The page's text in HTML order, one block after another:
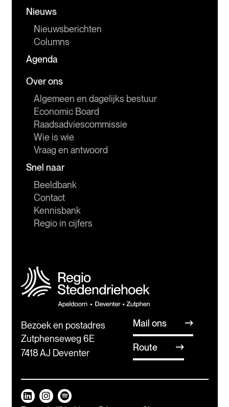
Nieuws
Nieuwsberichten
Columns
Agenda
Over ons
Algemeen en dagelijks bestuur
Economic Board
Raadsadviescommissie
Wie is wie
Vraag en antwoord
Snel naar
Beeldbank
Contact
Kennisbank
Regio in cijfers
Bezoek en postadres
Zutphenseweg 6E
7418 AJ Deventer
Mail ons
Route